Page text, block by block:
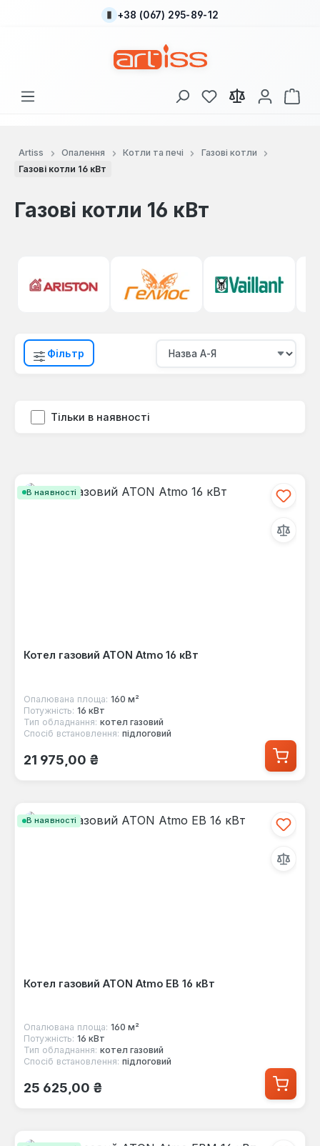
Перейти до основного вмісту
+38 (067) 295-89-12
У вас є 0 у списку
Artiss Опалення Котли та печі
Газові котли
Газові котли 16 кВт
Газові котли 16 кВт
Фільтр
Тільки в наявності
В наявності
Котел газовий ATON Atmo 16 кВт
Опалювана площа: 160 м²
Потужність: 16 кВт
Тип обладнання: котел газовий
Спосіб встановлення: підлоговий
Звичайна ціна:
21 975,00 ₴
В наявності
Котел газовий ATON Atmo ЕВ 16 кВт
Опалювана площа: 160 м²
Потужність: 16 кВт
Тип обладнання: котел газовий
Спосіб встановлення: підлоговий
Звичайна ціна:
25 625,00 ₴